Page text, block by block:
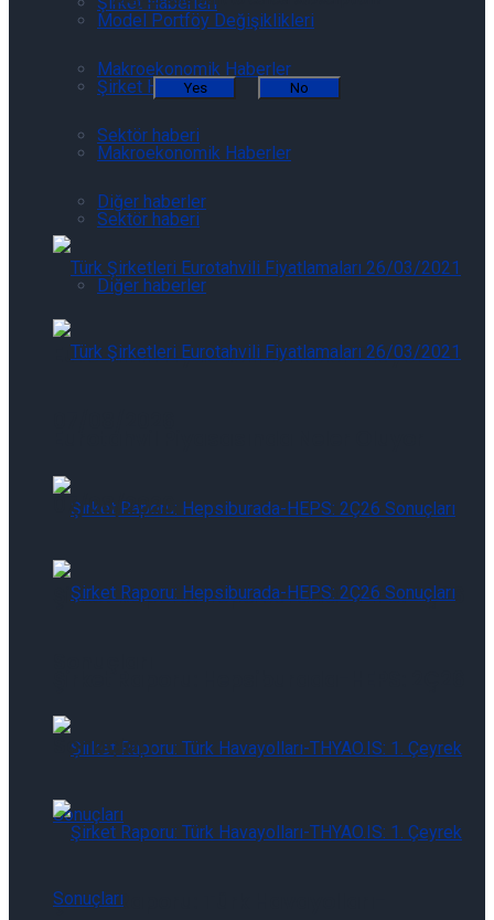
Makroekonomik Haberler
Sektör haberi
Diğer haberler
Eurotahvil Piyasasında Neler Oluyor
Şirket Raporu: Hepsiburada-HEPS: 2Ç26
Şirket Raporu: Türk Havayolları-
Model Portföy Değişiklikleri
Şirket Haberleri
Makroekonomik Haberler
Sektör haberi
Diğer haberler
07/08/2026
Sonuçları
Yes No